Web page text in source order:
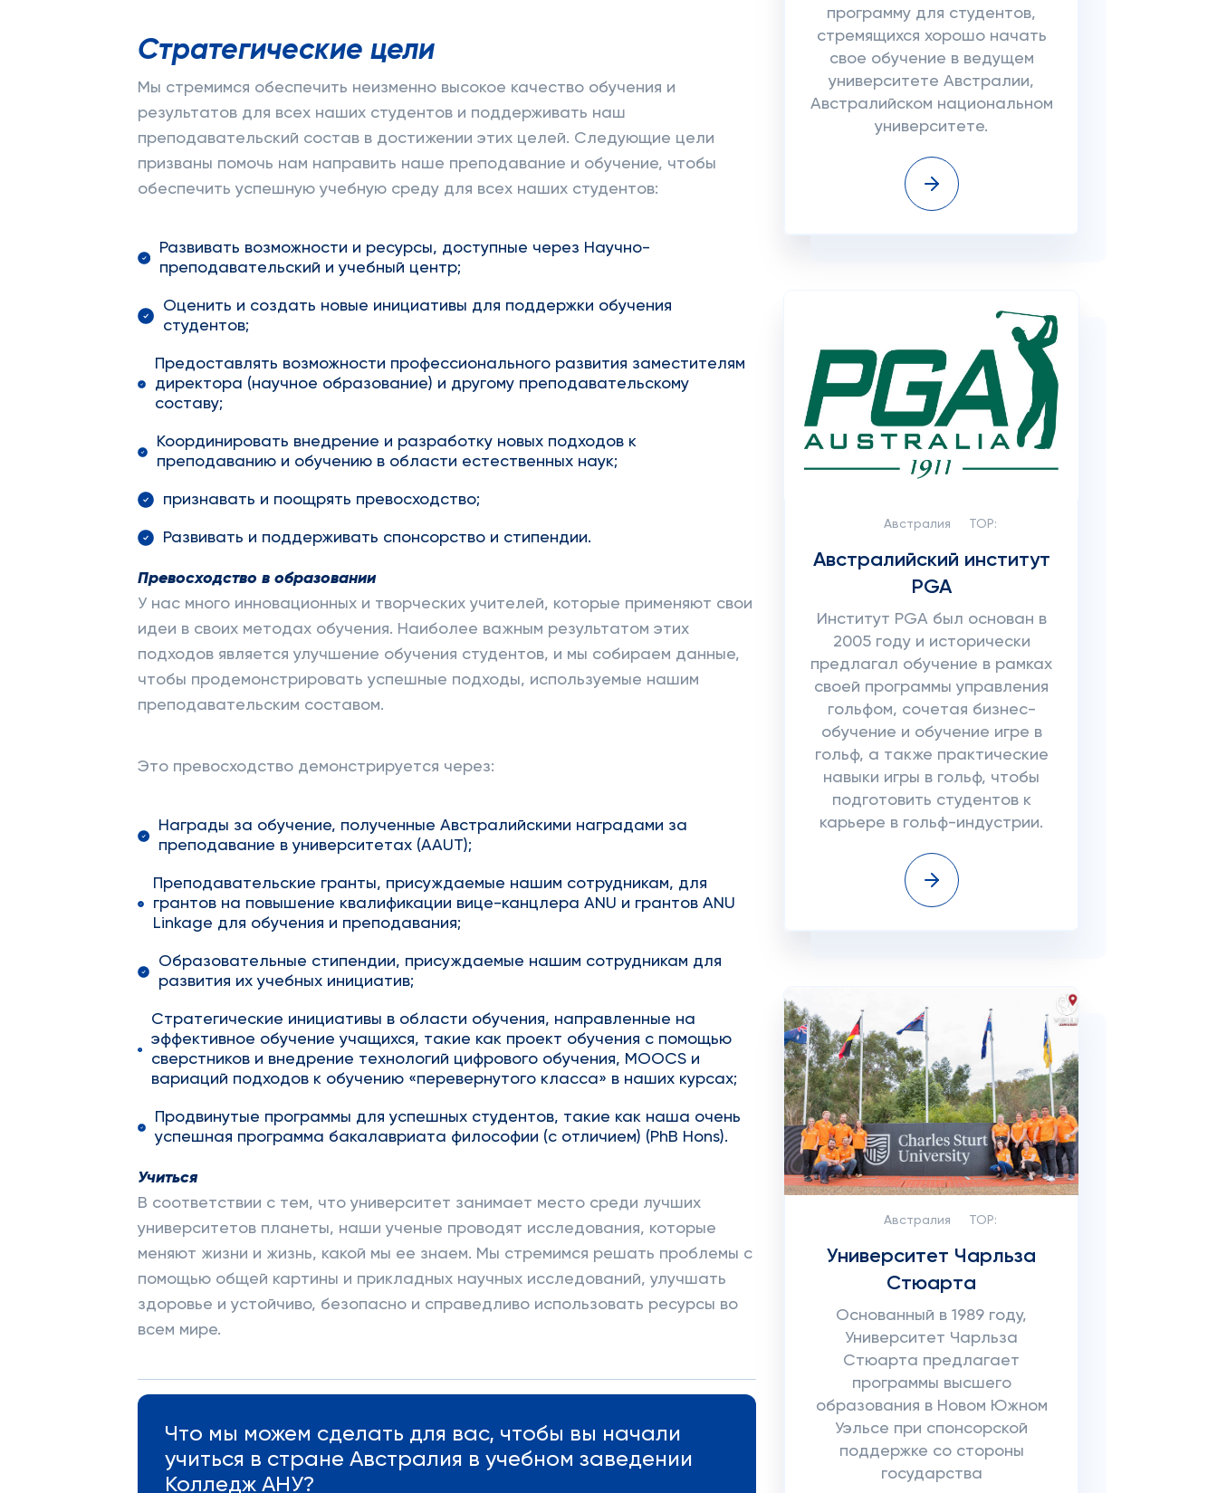
Стратегические цели
Мы стремимся обеспечить неизменно высокое качество обучения и
результатов для всех наших студентов и поддерживать наш
преподавательский состав в достижении этих целей. Следующие цели
призваны помочь нам направить наше преподавание и обучение, чтобы
обеспечить успешную учебную среду для всех наших студентов:
Развивать возможности и ресурсы, доступные через Научно-
преподавательский и учебный центр;
Оценить и создать новые инициативы для поддержки обучения
студентов;
Предоставлять возможности профессионального развития заместителям
директора (научное образование) и другому преподавательскому
составу;
Координировать внедрение и разработку новых подходов к
преподаванию и обучению в области естественных наук;
признавать и поощрять превосходство;
Развивать и поддерживать спонсорство и стипендии.
Превосходство в образовании
У нас много инновационных и творческих учителей, которые применяют свои
идеи в своих методах обучения. Наиболее важным результатом этих
подходов является улучшение обучения студентов, и мы собираем данные,
чтобы продемонстрировать успешные подходы, используемые нашим
преподавательским составом.
Это превосходство демонстрируется через:
Награды за обучение, полученные Австралийскими наградами за
преподавание в университетах (AAUT);
Преподавательские гранты, присуждаемые нашим сотрудникам, для
грантов на повышение квалификации вице-канцлера ANU и грантов ANU
Linkage для обучения и преподавания;
Образовательные стипендии, присуждаемые нашим сотрудникам для
развития их учебных инициатив;
Стратегические инициативы в области обучения, направленные на
эффективное обучение учащихся, такие как проект обучения с помощью
сверстников и внедрение технологий цифрового обучения, MOOCS и
вариаций подходов к обучению «перевернутого класса» в наших курсах;
Продвинутые программы для успешных студентов, такие как наша очень
успешная программа бакалавриата философии (с отличием) (PhB Hons).
Учиться
В соответствии с тем, что университет занимает место среди лучших
университетов планеты, наши ученые проводят исследования, которые
меняют жизни и жизнь, какой мы ее знаем. Мы стремимся решать проблемы с
помощью общей картины и прикладных научных исследований, улучшать
здоровье и устойчиво, безопасно и справедливо использовать ресурсы во
всем мире.
Что мы можем сделать для вас, чтобы вы начали
учиться в стране Австралия в учебном заведении
Колледж АНУ?
программу для студентов,
стремящихся хорошо начать
свое обучение в ведущем
университете Австралии,
Австралийском национальном
университете.
Австралия TOP:
Австралийский институт
PGA
Институт PGA был основан в
2005 году и исторически
предлагал обучение в рамках
своей программы управления
гольфом, сочетая бизнес-
обучение и обучение игре в
гольф, а также практические
навыки игры в гольф, чтобы
подготовить студентов к
карьере в гольф-индустрии.
Австралия TOP:
Университет Чарльза
Стюарта
Основанный в 1989 году,
Университет Чарльза
Стюарта предлагает
программы высшего
образования в Новом Южном
Уэльсе при спонсорской
поддержке со стороны
государства